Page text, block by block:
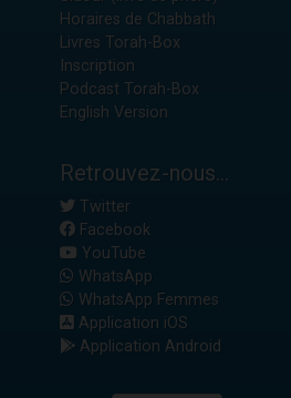
Horaires de Chabbath
Livres Torah-Box
Inscription
Podcast Torah-Box
English Version
Retrouvez-nous...
Twitter
Facebook
YouTube
WhatsApp
WhatsApp Femmes
Application iOS
Application Android